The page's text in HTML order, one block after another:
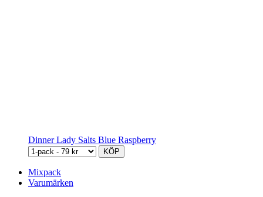
Dinner Lady Salts Blue Raspberry
KÖP
Mixpack
Varumärken